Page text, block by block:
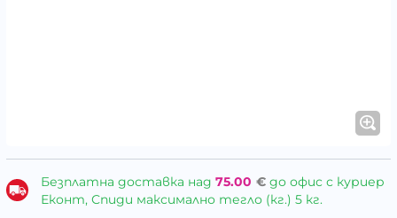
Безплатна доставка над 75.00 €до офис с куриер
Еконт, Спиди максимално тегло (кг.) 5 кг.